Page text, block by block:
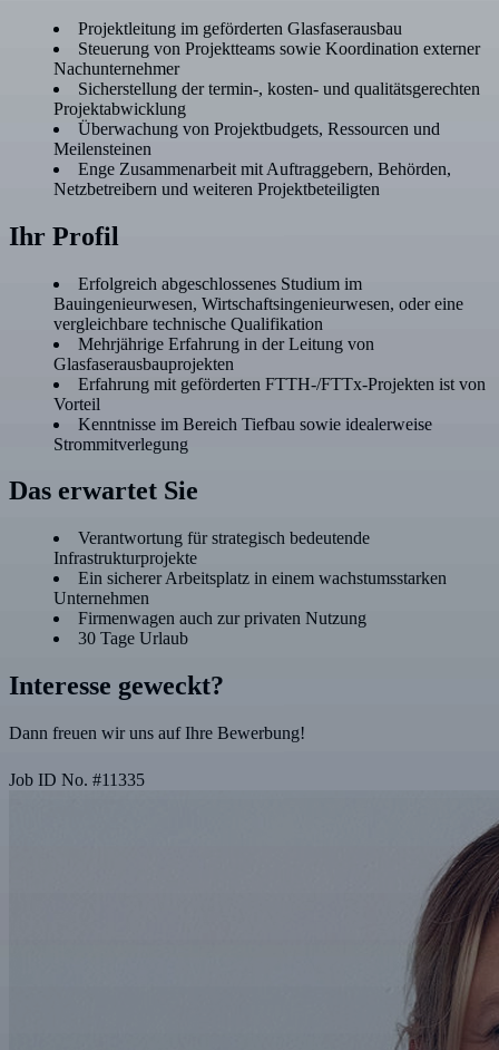
Projektleitung im geförderten Glasfaserausbau
Steuerung von Projektteams sowie Koordination externer
Nachunternehmer
Sicherstellung der termin-, kosten- und qualitätsgerechten
Projektabwicklung
Überwachung von Projektbudgets, Ressourcen und
Meilensteinen
Enge Zusammenarbeit mit Auftraggebern, Behörden,
Netzbetreibern und weiteren Projektbeteiligten
Ihr Profil
Erfolgreich abgeschlossenes Studium im
Bauingenieurwesen, Wirtschaftsingenieurwesen, oder eine
vergleichbare technische Qualifikation
Mehrjährige Erfahrung in der Leitung von
Glasfaserausbauprojekten
Erfahrung mit geförderten FTTH-/FTTx-Projekten ist von
Vorteil
Kenntnisse im Bereich Tiefbau sowie idealerweise
Strommitverlegung
Das erwartet Sie
Verantwortung für strategisch bedeutende
Infrastrukturprojekte
Ein sicherer Arbeitsplatz in einem wachstumsstarken
Unternehmen
Firmenwagen auch zur privaten Nutzung
30 Tage Urlaub
Interesse geweckt?
Dann freuen wir uns auf Ihre Bewerbung!
Job ID No. #11335